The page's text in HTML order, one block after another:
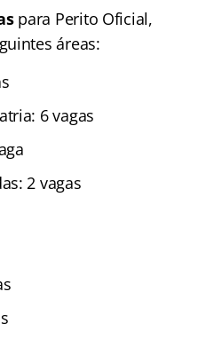
para Perito Oficial,
áreas:
6 vagas
2 vagas